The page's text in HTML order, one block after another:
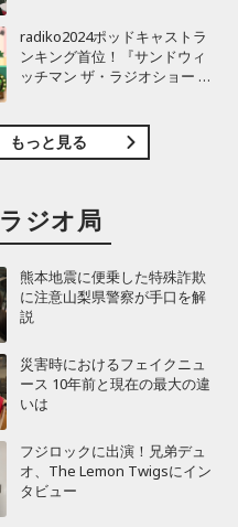
曜天国』インタビュー
radiko2024ポッドキャストラ
ンキング首位！『サンドウィ
ッチマン ザ・ラジオショー サ
もっと見る
ラジオ局
熊本地震に便乗した特殊詐欺
に注意山梨県警察が手口を解
説
災害時におけるフェイクニュ
ース 10年前と現在の最大の違
いは
フジロックに出演！兄弟デュ
オ、The Lemon Twigsにイン
タビュー